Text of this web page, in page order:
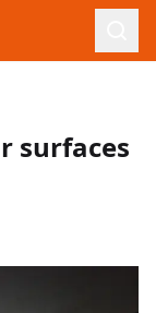
surfaces